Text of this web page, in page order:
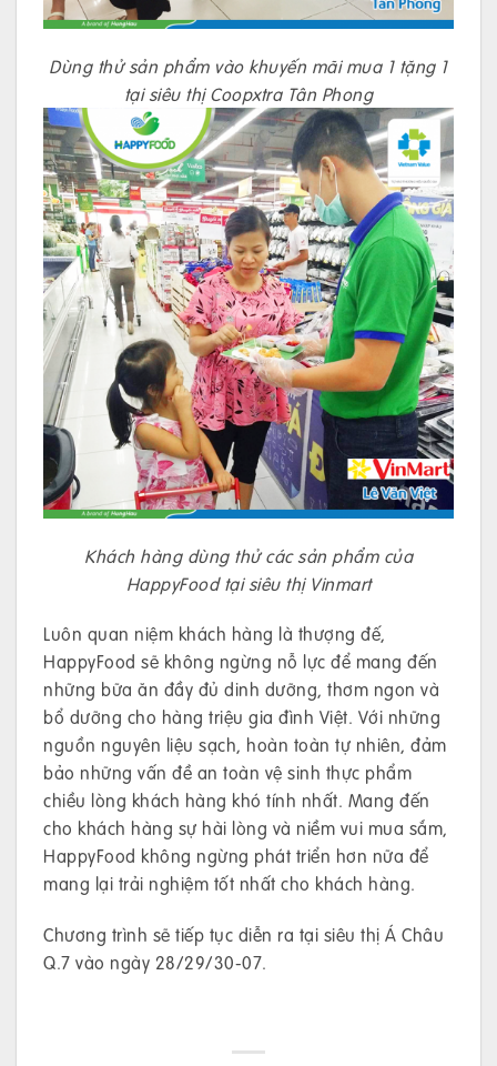
Dùng thử sản phẩm vào khuyến mãi mua 1 tặng 1
tại siêu thị Coopxtra Tân Phong
Khách hàng dùng thử các sản phẩm của
HappyFood tại siêu thị Vinmart
Luôn quan niệm khách hàng là thượng đế,
HappyFood sẽ không ngừng nỗ lực để mang đến
những bữa ăn đầy đủ dinh dưỡng, thơm ngon và
bổ dưỡng cho hàng triệu gia đình Việt. Với những
nguồn nguyên liệu sạch, hoàn toàn tự nhiên, đảm
bảo những vấn đề an toàn vệ sinh thực phẩm
chiều lòng khách hàng khó tính nhất. Mang đến
cho khách hàng sự hài lòng và niềm vui mua sắm,
HappyFood không ngừng phát triển hơn nữa để
mang lại trải nghiệm tốt nhất cho khách hàng.
Chương trình sẽ tiếp tục diễn ra tại siêu thị Á Châu
Q.7 vào ngày 28/29/30-07.